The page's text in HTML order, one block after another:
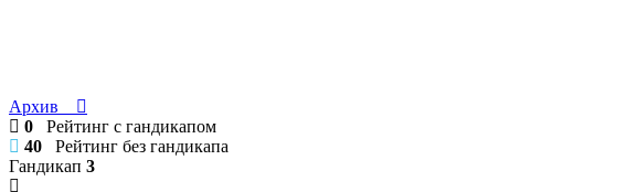
Архив
0 Рейтинг с гандикапом
40 Рейтинг без гандикапа
Гандикап 3